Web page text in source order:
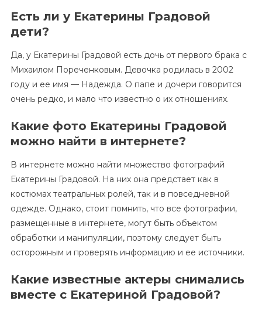
Есть ли у Екатерины Градовой
дети?
Да, у Екатерины Градовой есть дочь от первого брака с
Михаилом Пореченковым. Девочка родилась в 2002
году и ее имя — Надежда. О папе и дочери говорится
очень редко, и мало что известно о их отношениях.
Какие фото Екатерины Градовой
можно найти в интернете?
В интернете можно найти множество фотографий
Екатерины Градовой. На них она предстает как в
костюмах театральных ролей, так и в повседневной
одежде. Однако, стоит помнить, что все фотографии,
размещенные в интернете, могут быть объектом
обработки и манипуляции, поэтому следует быть
осторожным и проверять информацию и ее источники.
Какие известные актеры снимались
вместе с Екатериной Градовой?